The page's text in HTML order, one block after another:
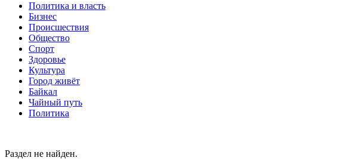
Политика и власть
Бизнес
Происшествия
Общество
Cпорт
Здоровье
Культура
Город живёт
Байкал
Чайный путь
Политика
Раздел не найден.